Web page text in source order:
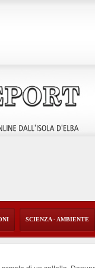
SCIENZA - AMBIENTE